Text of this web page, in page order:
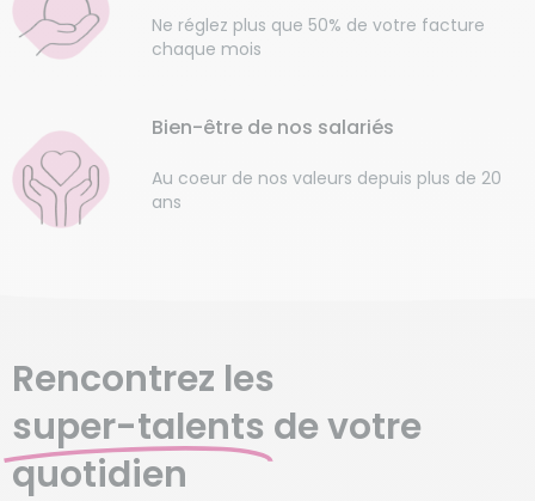
Ne réglez plus que 50% de votre facture
chaque mois
Bien-être de nos salariés
Au coeur de nos valeurs depuis plus de 20
ans
Rencontrez les
super-talents de votre
quotidien